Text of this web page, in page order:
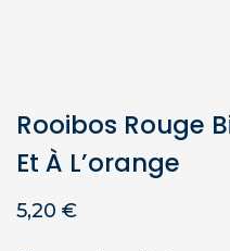
Rooibos Rouge
Et À L’orange
5,20 €